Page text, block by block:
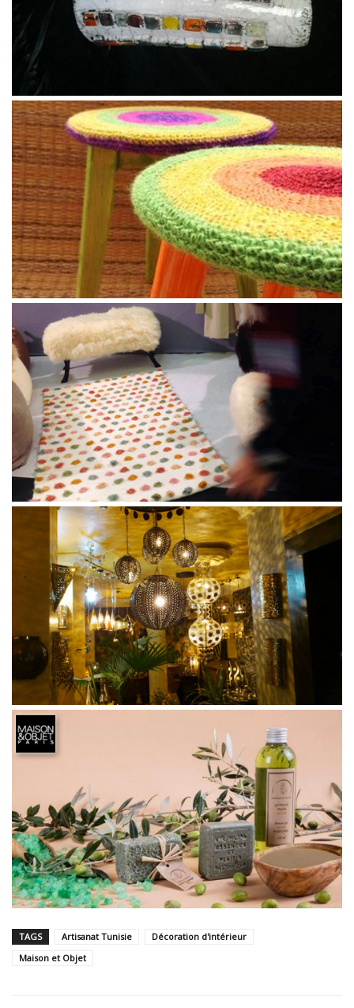
TAGS Artisanat Tunisie
Décoration d'intérieur
Maison et Objet